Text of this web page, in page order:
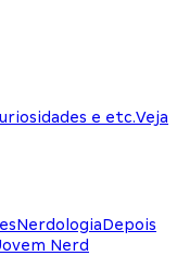
e etc.Veja
NerdologiaDepois
Nerd